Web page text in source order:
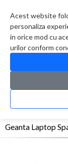
Acest website
personaliza
in orice mod cu
urilor conform
CATALOG
Geanta Laptop